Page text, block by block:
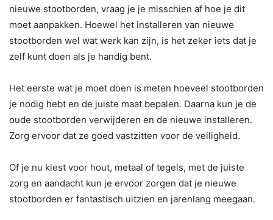
nieuwe stootborden, vraag je je misschien af hoe je dit
moet aanpakken. Hoewel het installeren van nieuwe
stootborden wel wat werk kan zijn, is het zeker iets dat je
zelf kunt doen als je handig bent.
Het eerste wat je moet doen is meten hoeveel stootborden
je nodig hebt en de juiste maat bepalen. Daarna kun je de
oude stootborden verwijderen en de nieuwe installeren.
Zorg ervoor dat ze goed vastzitten voor de veiligheid.
Of je nu kiest voor hout, metaal of tegels, met de juiste
zorg en aandacht kun je ervoor zorgen dat je nieuwe
stootborden er fantastisch uitzien en jarenlang meegaan.